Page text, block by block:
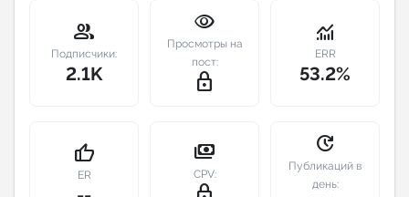
New
Индивидуальное сопровождение
group
Подписчики:
2.1K
visibility
Просмотры на
пост:
lock_outline
monitoring
ERR
53.2%
thumb_up
ER
payments
CPV:
update
Публикаций в
день: